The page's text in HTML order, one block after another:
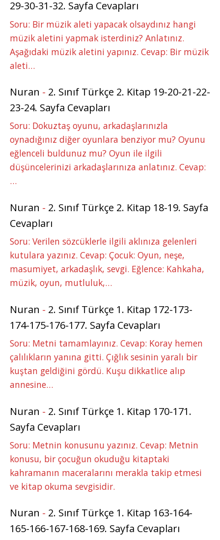
29-30-31-32. Sayfa Cevapları
Soru: Bir müzik aleti yapacak olsaydınız hangi
müzik aletini yapmak isterdiniz? Anlatınız.
Aşağıdaki müzik aletini yapınız. Cevap: Bir müzik
aleti…
Nuran - 2. Sınıf Türkçe 2. Kitap 19-20-21-22-
23-24. Sayfa Cevapları
Soru: Dokuztaş oyunu, arkadaşlarınızla
oynadığınız diğer oyunlara benziyor mu? Oyunu
eğlenceli buldunuz mu? Oyun ile ilgili
düşüncelerinizi arkadaşlarınıza anlatınız. Cevap:
…
Nuran - 2. Sınıf Türkçe 2. Kitap 18-19. Sayfa
Cevapları
Soru: Verilen sözcüklerle ilgili aklınıza gelenleri
kutulara yazınız. Cevap: Çocuk: Oyun, neşe,
masumiyet, arkadaşlık, sevgi. Eğlence: Kahkaha,
müzik, oyun, mutluluk,…
Nuran - 2. Sınıf Türkçe 1. Kitap 172-173-
174-175-176-177. Sayfa Cevapları
Soru: Metni tamamlayınız. Cevap: Koray hemen
çalılıkların yanına gitti. Çığlık sesinin yaralı bir
kuştan geldiğini gördü. Kuşu dikkatlice alıp
annesine…
Nuran - 2. Sınıf Türkçe 1. Kitap 170-171.
Sayfa Cevapları
Soru: Metnin konusunu yazınız. Cevap: Metnin
konusu, bir çocuğun okuduğu kitaptaki
kahramanın maceralarını merakla takip etmesi
ve kitap okuma sevgisidir.
Nuran - 2. Sınıf Türkçe 1. Kitap 163-164-
165-166-167-168-169. Sayfa Cevapları